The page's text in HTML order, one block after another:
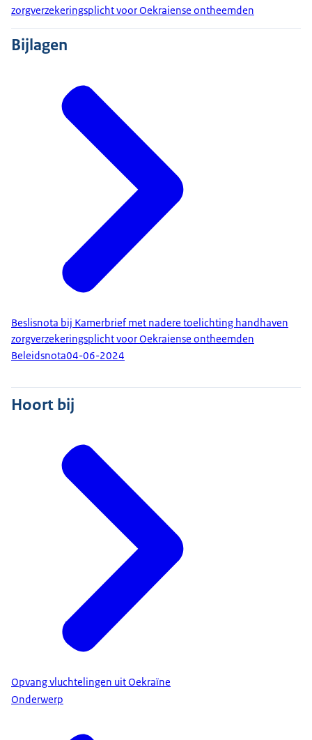
zorgverzekeringsplicht voor Oekraiense ontheemden
Bijlagen
Beslisnota bij Kamerbrief met nadere toelichting handhaven
zorgverzekeringsplicht voor Oekraiense ontheemden
Beleidsnota04-06-2024
Hoort bij
Opvang vluchtelingen uit Oekraïne
Onderwerp